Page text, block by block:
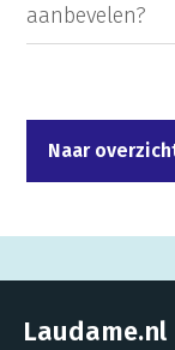
aanbevelen?
Naar
Laudame.nl